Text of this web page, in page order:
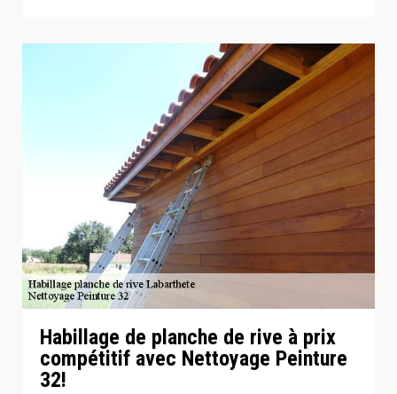
Habillage de planche de rive à prix
compétitif avec Nettoyage Peinture
32!